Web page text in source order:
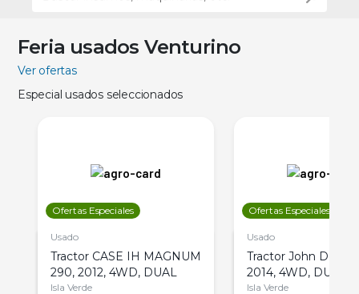
Feria usados Venturino
Ver ofertas
Especial usados seleccionados
Ofertas Especiales
Usado
Tractor CASE IH MAGNUM
290, 2012, 4WD, DUAL
Isla Verde
Ofertas Especiales
Usado
Tractor John Deere
2014, 4WD, DUAL
Isla Verde